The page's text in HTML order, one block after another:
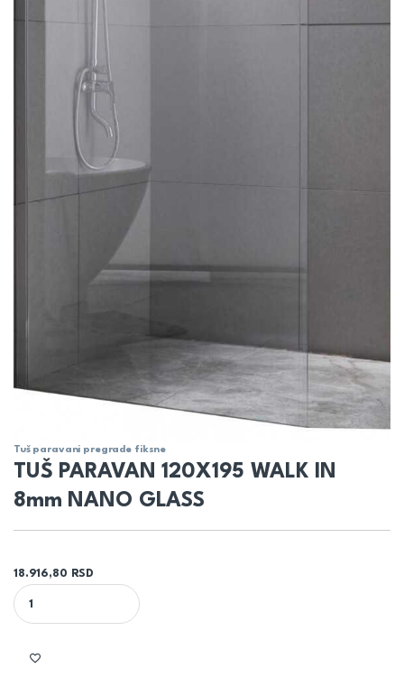
Tuš paravani pregrade fiksne
TUŠ PARAVAN 120X195 WALK IN
8mm NANO GLASS
18.916,80
RSD
TUŠ PARAVAN 120X195 WALK IN 8mm NANO GLASS quantity